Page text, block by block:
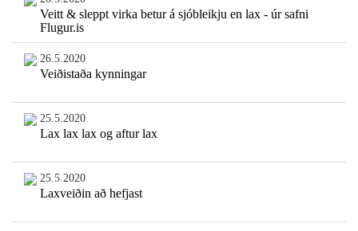
Veitt & sleppt virka betur á sjóbleikju en lax - úr safni
Flugur.is
26.5.2020
Veiðistaða kynningar
25.5.2020
Lax lax lax og aftur lax
25.5.2020
Laxveiðin að hefjast